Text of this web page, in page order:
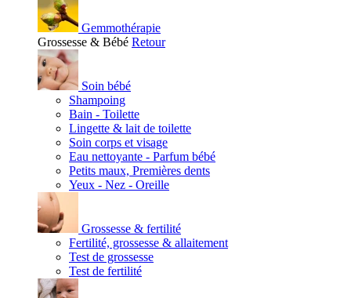
Gemmothérapie
Grossesse & Bébé Retour
Soin bébé
Shampoing
Bain - Toilette
Lingette & lait de toilette
Soin corps et visage
Eau nettoyante - Parfum bébé
Petits maux, Premières dents
Yeux - Nez - Oreille
Grossesse & fertilité
Fertilité, grossesse & allaitement
Test de grossesse
Test de fertilité